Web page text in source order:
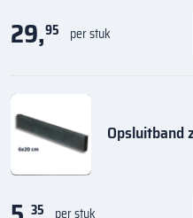
29,95 per stuk
35 per stuk